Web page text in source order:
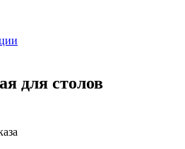
для столов